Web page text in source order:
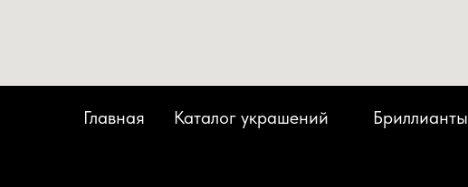
Главная Каталог украшений Бриллианты